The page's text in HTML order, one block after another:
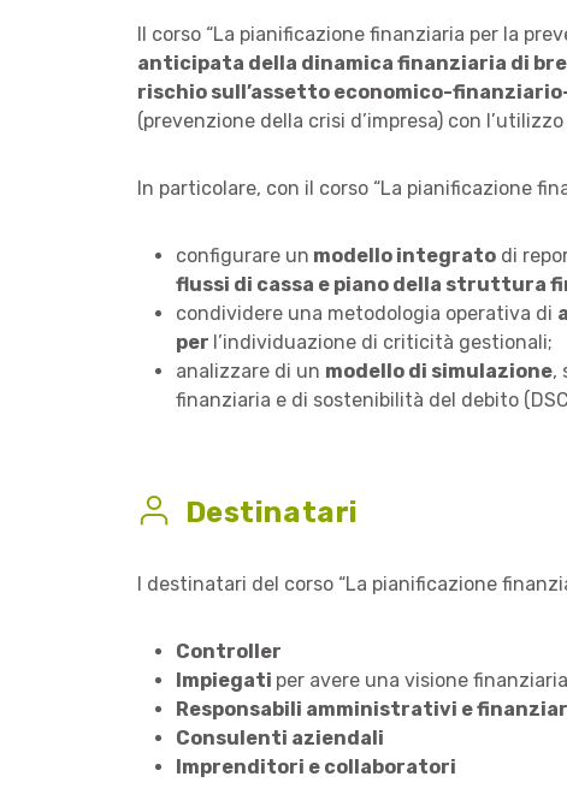
Il corso “La pianificazione finanziaria per la
anticipata della dinamica finanziaria di
rischio sull’assetto economico-
(prevenzione della crisi d’impresa) con l’utilizzo
In particolare, con il corso “La pianificazione
configurare un modello integrato di
flussi di cassa e piano della struttura
condividere una metodologia operativa di
per l’individuazione di criticità gestionali;
analizzare di un modello di simulazione,
finanziaria e di sostenibilità del debito
Destinatari
I destinatari del corso “La pianificazione
Controller
Impiegati per avere una visione finanziaria
Responsabili amministrativi e
Consulenti aziendali
Imprenditori e collaboratori